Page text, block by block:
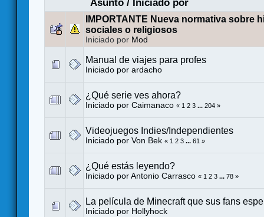
Asunto/ Iniciado por
IMPORTANTE Nueva normativa sobre
sociales o religiosos
Iniciado por Mod
Manual de viajes para profes
Iniciado por ardacho
¿Qué serie ves ahora?
Iniciado por Caimanaco « 1 2 3 ... 204 »
Videojuegos Indies/Independientes
Iniciado por Von Bek « 1 2 3 ... 61 »
¿Qué estás leyendo?
Iniciado por Antonio Carrasco « 1 2 3 ... 78 »
La película de Minecraft que sus fans
Iniciado por Hollyhock